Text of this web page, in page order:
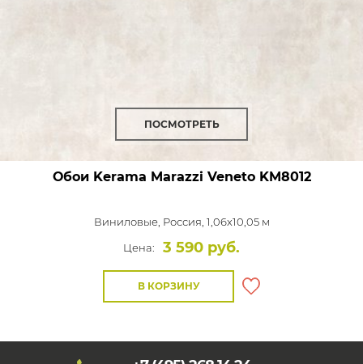
ПОСМОТРЕТЬ
Обои Kerama Marazzi VenetoKM8012
Виниловые, Россия, 1,06x10,05 м
Цена:
3 590 руб.
В КОРЗИНУ